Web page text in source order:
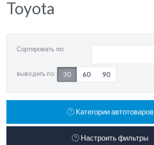
Toyota
Сортировать по:
выводить по: 30 60 90
Категории автотоваров
Настроить фильтры